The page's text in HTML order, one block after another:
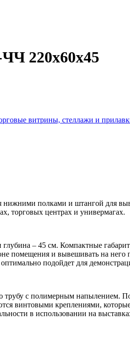
220х60х45
витрины, стеллажи и
полками и штангой для
торговых центрах и универмагах.
– 45 см. Компактные
помещения и вывешивать на него
подойдет для
трубу с полимерным напылением.
винтовыми креплениями,
в использовании на